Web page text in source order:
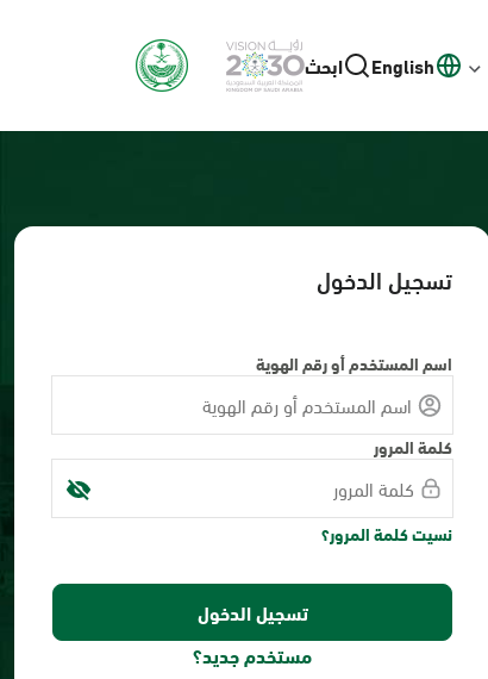
English ابحث
تسجيل الدخول
اسم المستخدم أو رقم الهوية
كلمة المرور
نسيت كلمة المرور؟
مستخدم جديد؟